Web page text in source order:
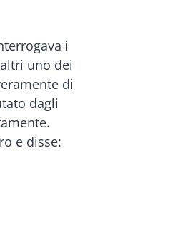
i
uno dei
di
dagli
e disse: